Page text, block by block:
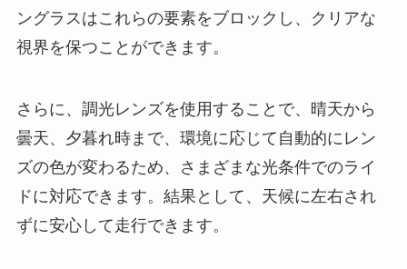
ングラスはこれらの要素をブロックし、クリアな
視界を保つことができます。
さらに、調光レンズを使用することで、晴天から
曇天、夕暮れ時まで、環境に応じて自動的にレン
ズの色が変わるため、さまざまな光条件でのライ
ドに対応できます。結果として、天候に左右され
ずに安心して走行できます。